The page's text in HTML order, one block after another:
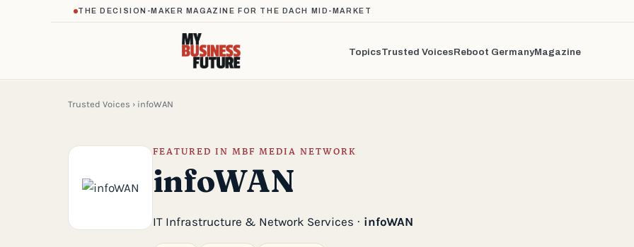
Trusted Voices › infoWAN
FEATURED IN MBF MEDIA NETWORK
infoWAN
IT Infrastructure & Network Services · infoWAN
THE DECISION-MAKER MAGAZINE FOR THE DACH MID-MARKET
TopicsTrusted VoicesReboot GermanyMagazine